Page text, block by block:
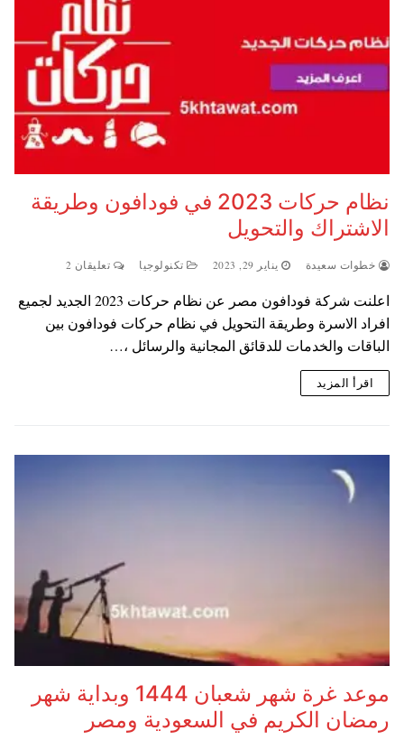
نظام حركات 2023 في فودافون وطريقة
الاشتراك والتحويل
خطوات سعيدة يناير 29, 2023 تكنولوجيا تعليقان 2
اعلنت شركة فودافون مصر عن نظام حركات 2023 الجديد لجميع
افراد الاسرة وطريقة التحويل في نظام حركات فودافون بين
الباقات والخدمات للدقائق المجانية والرسائل ،…
اقرأ المزيد
موعد غرة شهر شعبان 1444 وبداية شهر
رمضان الكريم في السعودية ومصر